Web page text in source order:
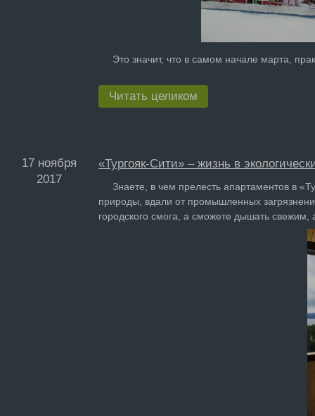
Это значит, что в самом начале марта,
Читать целиком
17 ноября
2017
«Тургояк-Сити» – жизнь в
Знаете, в чем прелесть апартаментов в
природы, вдали от промышленных
городского смога, а сможете дышать